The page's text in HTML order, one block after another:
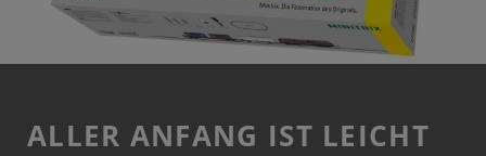
ALLER ANFANG IST LEICHT